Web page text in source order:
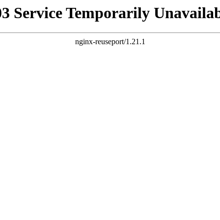
Service Temporarily
nginx-reuseport/1.21.1